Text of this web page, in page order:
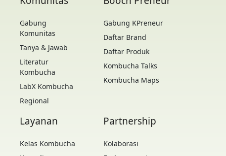
Gabung
Komunitas
Tanya & Jawab
Literatur
Kombucha
LabX Kombucha
Regional
Gabung KPreneur
Daftar Brand
Daftar Produk
Kombucha Talks
Kombucha Maps
Layanan
Kelas Kombucha
Partnership
Kolaborasi